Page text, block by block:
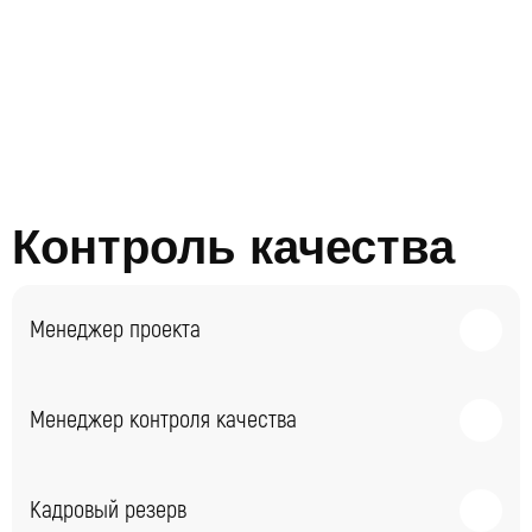
Контроль качества
Менеджер проекта
управление проектами на всех этапах.
Менеджер контроля качества
оценки качества услуг.
Кадровый резерв